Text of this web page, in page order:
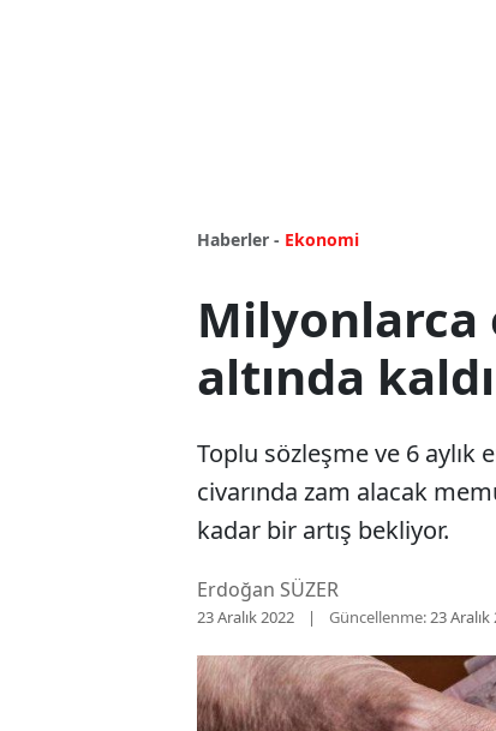
Haberler - Ekonomi
altında kaldı
Toplu sözleşme ve 6 aylık
civarında zam alacak
kadar bir artış bekliyor.
Erdoğan SÜZER
23 Aralık 2022 Güncellenme:23 Aralık